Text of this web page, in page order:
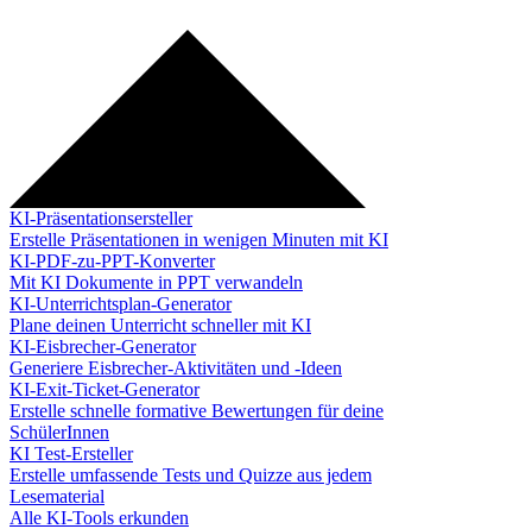
KI-Präsentationsersteller
Erstelle Präsentationen in wenigen Minuten mit KI
KI-PDF-zu-PPT-Konverter
Mit KI Dokumente in PPT verwandeln
KI-Unterrichtsplan-Generator
Plane deinen Unterricht schneller mit KI
KI-Eisbrecher-Generator
Generiere Eisbrecher-Aktivitäten und -Ideen
KI-Exit-Ticket-Generator
Erstelle schnelle formative Bewertungen für deine
SchülerInnen
KI Test-Ersteller
Erstelle umfassende Tests und Quizze aus jedem
Lesematerial
Alle KI-Tools erkunden